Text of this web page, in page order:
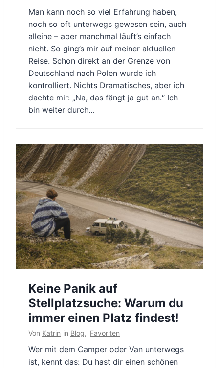
Man kann noch so viel Erfahrung haben,
noch so oft unterwegs gewesen sein, auch
alleine – aber manchmal läuft’s einfach
nicht. So ging’s mir auf meiner aktuellen
Reise. Schon direkt an der Grenze von
Deutschland nach Polen wurde ich
kontrolliert. Nichts Dramatisches, aber ich
dachte mir: „Na, das fängt ja gut an.“ Ich
bin weiter durch…
Keine Panik auf
Stellplatzsuche: Warum du
immer einen Platz findest!
Von Katrin in Blog, Favoriten
Wer mit dem Camper oder Van unterwegs
ist, kennt das: Du hast dir einen schönen